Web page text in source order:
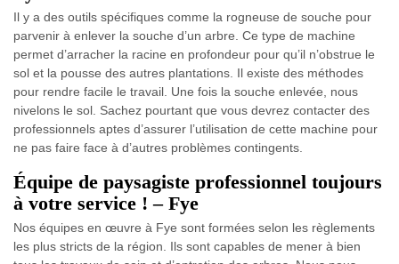
Il y a des outils spécifiques comme la rogneuse de souche pour
parvenir à enlever la souche d’un arbre. Ce type de machine
permet d’arracher la racine en profondeur pour qu’il n’obstrue le
sol et la pousse des autres plantations. Il existe des méthodes
pour rendre facile le travail. Une fois la souche enlevée, nous
nivelons le sol. Sachez pourtant que vous devrez contacter des
professionnels aptes d’assurer l’utilisation de cette machine pour
ne pas faire face à d’autres problèmes contingents.
Équipe de paysagiste professionnel toujours
à votre service ! – Fye
Nos équipes en œuvre à Fye sont formées selon les règlements
les plus stricts de la région. Ils sont capables de mener à bien